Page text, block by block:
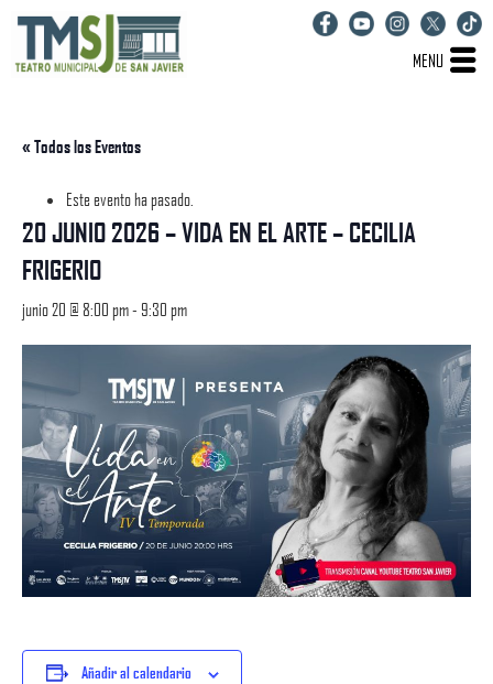
MENU
« Todos los Eventos
Este evento ha pasado.
20 JUNIO 2026 – VIDA EN EL ARTE – CECILIA
FRIGERIO
junio 20 @ 8:00 pm- 9:30 pm
Añadir al calendario